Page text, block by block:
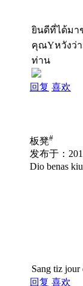
ยินดีที่ได้มา
คุณYหวังว่
ท่าน
回复 喜欢
板凳#
发布于：
Dio benas
Sang tiz jour
回复 喜欢